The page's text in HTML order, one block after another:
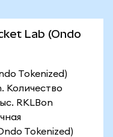
Lab (Ondo
Tokenized)
Количество
RKLBon
Tokenized)